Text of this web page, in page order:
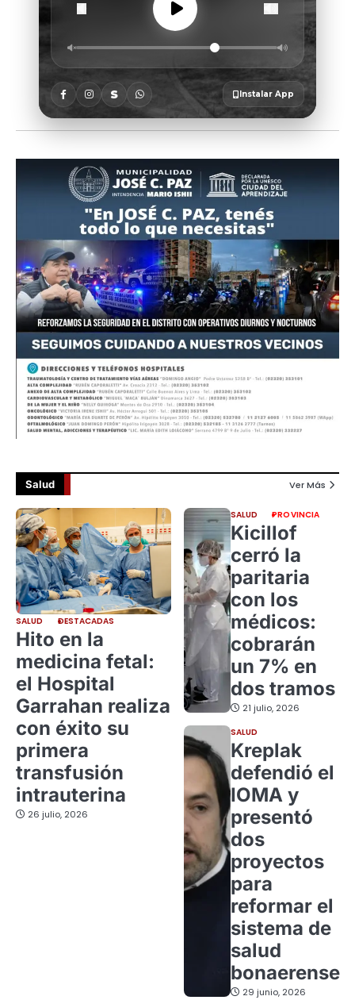
Salud Ver Más
SALUD DESTACADAS
Hito en la
medicina fetal:
el Hospital
Garrahan realiza
con éxito su
primera
transfusión
intrauterina
26 julio, 2026
SALUD PROVINCIA
Kicillof
cerró la
paritaria
con los
médicos:
cobrarán
un 7% en
dos tramos
21 julio, 2026
SALUD
Kreplak
defendió el
IOMA y
presentó
dos
proyectos
para
reformar el
sistema de
salud
bonaerense
29 junio, 2026